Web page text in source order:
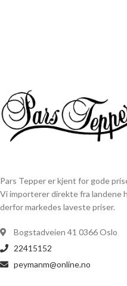
Pars Tepper er kjent for gode
Vi importerer direkte fra landene
derfor markedes laveste priser.
Bogstadveien 41 0366 Oslo
22415152
peymanm@online.no